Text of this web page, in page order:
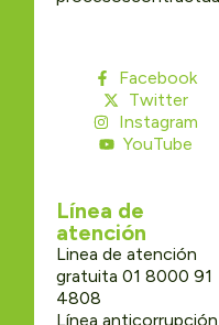
Facebook
Twitter
Instagram
YouTube
Línea de
atención
Linea de atención
gratuita 01 8000 91
4808
Línea anticorrupción